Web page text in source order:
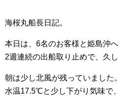
海桜丸船長日記。
本日は、6名のお客様と姫島沖へ
2週連続の出船取り止めで、久
朝は少し北風が残っていました。
水温17.5℃と少し下がり気味で